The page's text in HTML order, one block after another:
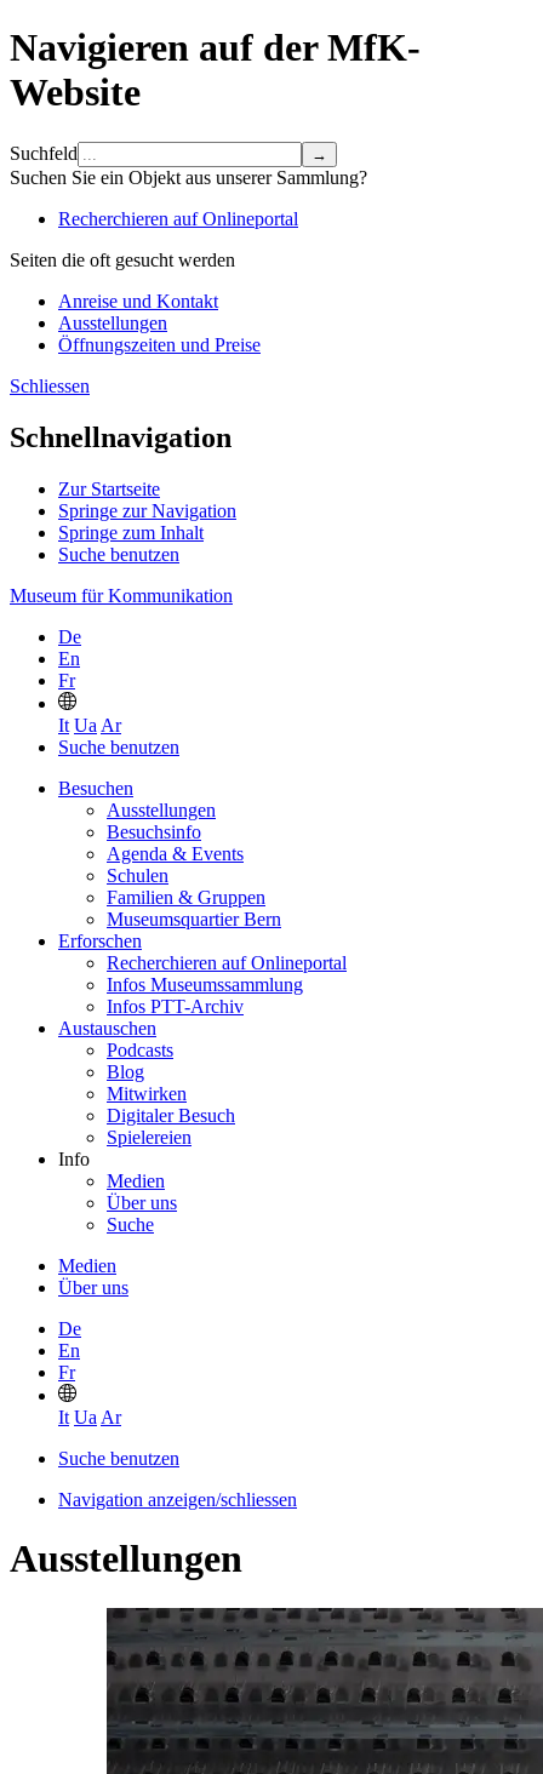
Navigieren auf der MfK-
Website
Suchfeld
Suchen Sie ein Objekt aus unserer Sammlung?
Recherchieren auf Onlineportal
Seiten die oft gesucht werden
Anreise und Kontakt
Ausstellungen
Öffnungszeiten und Preise
Schliessen
Schnellnavigation
Zur Startseite
Springe zur Navigation
Springe zum Inhalt
Suche benutzen
Museum für Kommunikation
De
En
Fr
It Ua Ar
Suche benutzen
Besuchen
Ausstellungen
Besuchsinfo
Agenda & Events
Schulen
Familien & Gruppen
Museumsquartier Bern
Erforschen
Recherchieren auf Onlineportal
Infos Museumssammlung
Infos PTT-Archiv
Austauschen
Podcasts
Blog
Mitwirken
Digitaler Besuch
Spielereien
Info
Medien
Über uns
Suche
Medien
Über uns
De
En
Fr
It Ua Ar
Suche benutzen
Navigation anzeigen/schliessen
Ausstellungen